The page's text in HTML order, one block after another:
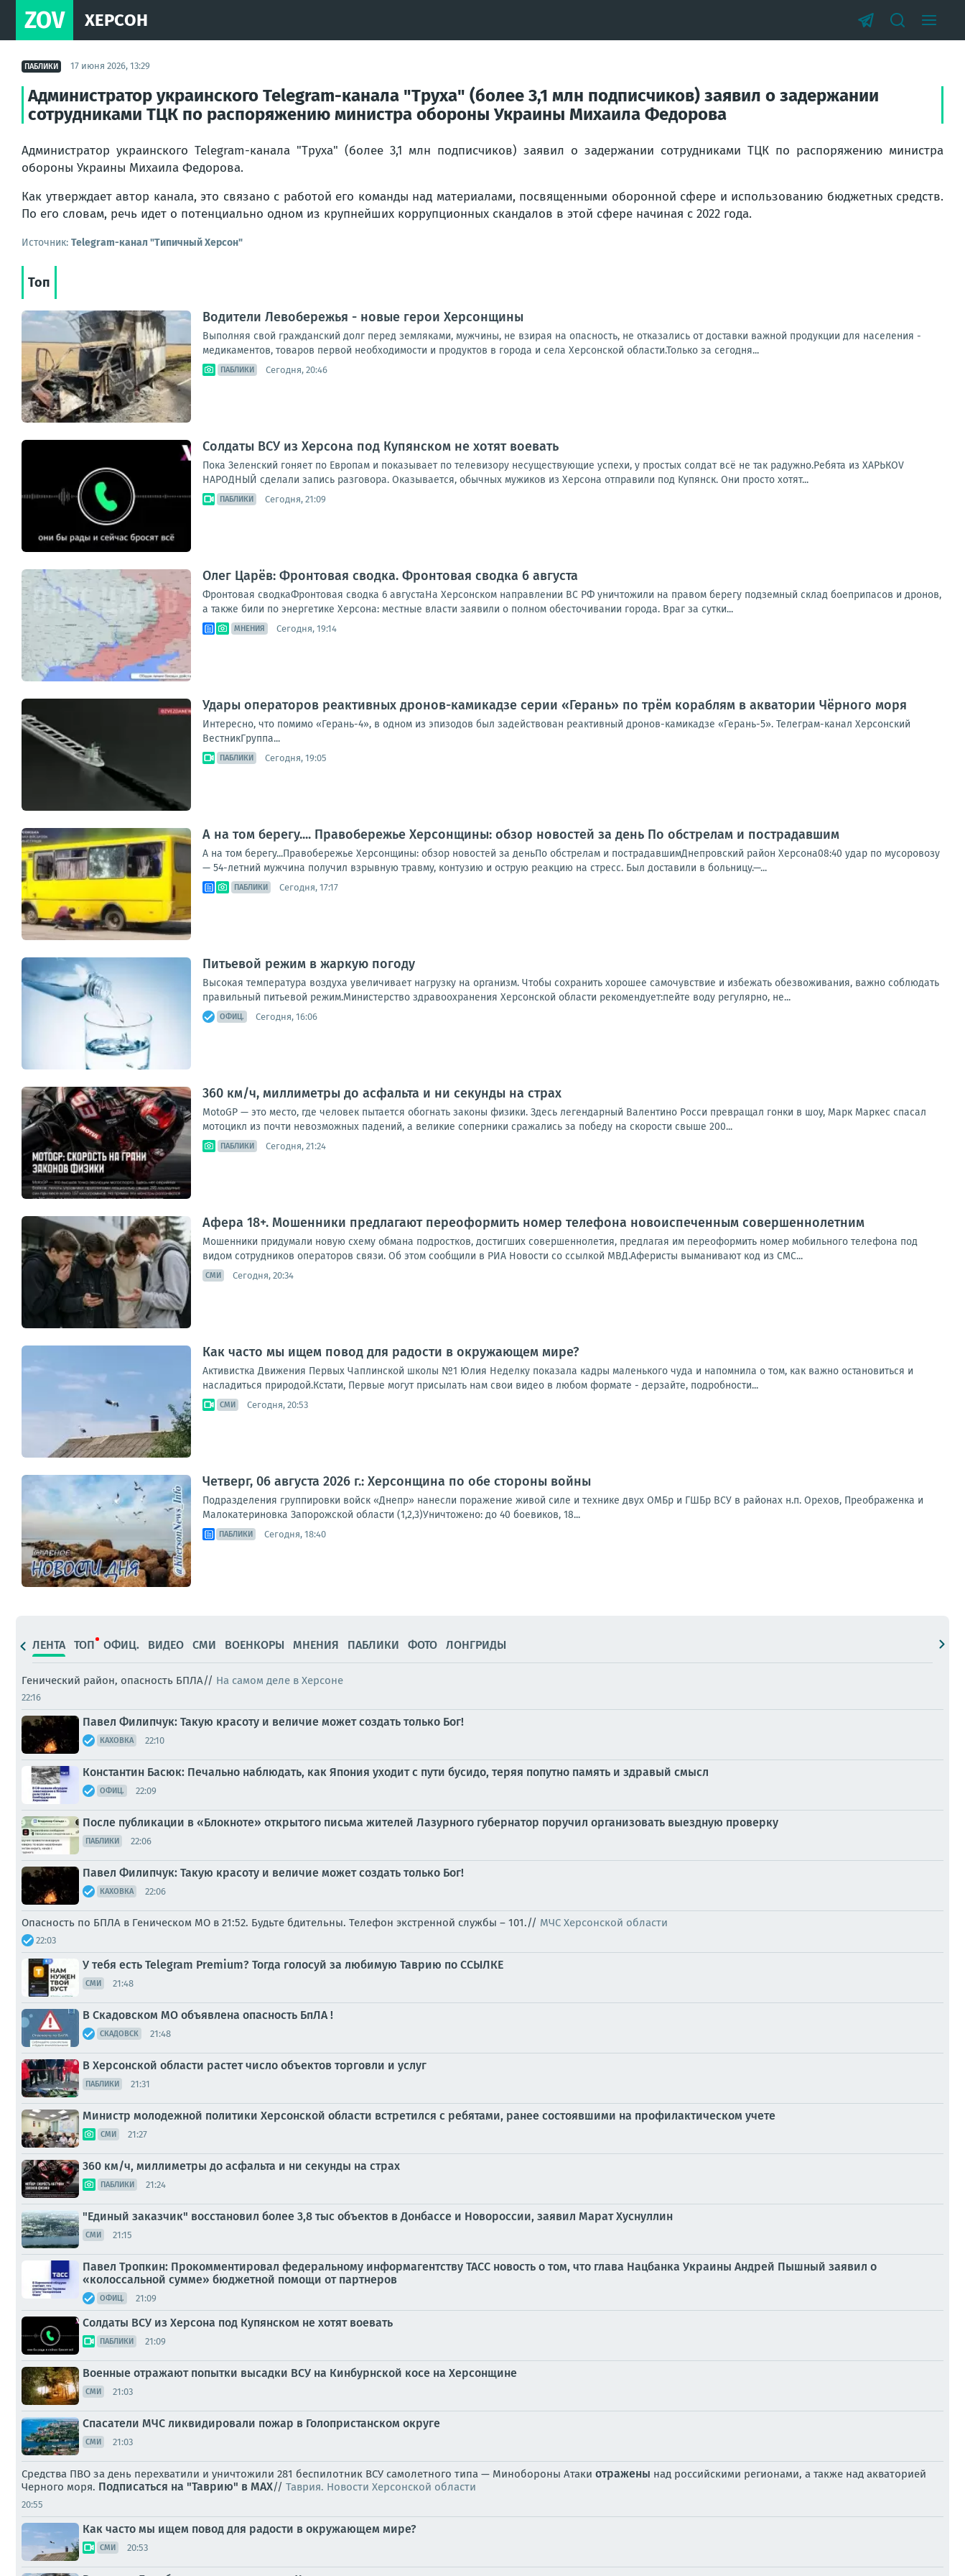
ZOV ХЕРСОН
ПАБЛИКИ 17 июня 2026, 13:29
Администратор украинского Telegram-канала "Труха" (более 3,1 млн подписчиков) заявил о задержании
сотрудниками ТЦК по распоряжению министра обороны Украины Михаила Федорова
Администратор украинского Telegram-канала "Труха" (более 3,1 млн подписчиков) заявил о задержании сотрудниками ТЦК по распоряжению министра
обороны Украины Михаила Федорова.
Как утверждает автор канала, это связано с работой его команды над материалами, посвященными оборонной сфере и использованию бюджетных средств.
По его словам, речь идет о потенциально одном из крупнейших коррупционных скандалов в этой сфере начиная с 2022 года.
Источник: Telegram-канал "Типичный Херсон"
Топ
Водители Левобережья - новые герои Херсонщины
Выполняя свой гражданский долг перед земляками, мужчины, не взирая на опасность, не отказались от доставки важной продукции для населения -
медикаментов, товаров первой необходимости и продуктов в города и села Херсонской области.Только за сегодня...
ПАБЛИКИ Сегодня, 20:46
Солдаты ВСУ из Херсона под Купянском не хотят воевать
Пока Зеленский гоняет по Европам и показывает по телевизору несуществующие успехи, у простых солдат всё не так радужно.Ребята из ХАРЬКОV
НАРОДНЫЙ сделали запись разговора. Оказывается, обычных мужиков из Херсона отправили под Купянск. Они просто хотят...
ПАБЛИКИ Сегодня, 21:09
Олег Царёв: Фронтовая сводка. Фронтовая сводка 6 августа
Фронтовая сводкаФронтовая сводка 6 августаНа Херсонском направлении ВС РФ уничтожили на правом берегу подземный склад боеприпасов и дронов,
а также били по энергетике Херсона: местные власти заявили о полном обесточивании города. Враг за сутки...
МНЕНИЯ Сегодня, 19:14
Удары операторов реактивных дронов-камикадзе серии «Герань» по трём кораблям в акватории Чёрного моря
Интересно, что помимо «Герань-4», в одном из эпизодов был задействован реактивный дронов-камикадзе «Герань-5». Телеграм-канал Херсонский
ВестникГруппа...
ПАБЛИКИ Сегодня, 19:05
А на том берегу.... Правобережье Херсонщины: обзор новостей за день По обстрелам и пострадавшим
А на том берегу...Правобережье Херсонщины: обзор новостей за деньПо обстрелам и пострадавшимДнепровский район Херсона08:40 удар по мусоровозу
— 54-летний мужчина получил взрывную травму, контузию и острую реакцию на стресс. Был доставили в больницу.—...
ПАБЛИКИ Сегодня, 17:17
Питьевой режим в жаркую погоду
Высокая температура воздуха увеличивает нагрузку на организм. Чтобы сохранить хорошее самочувствие и избежать обезвоживания, важно соблюдать
правильный питьевой режим.Министерство здравоохранения Херсонской области рекомендует:пейте воду регулярно, не...
ОФИЦ. Сегодня, 16:06
360 км/ч, миллиметры до асфальта и ни секунды на страх
MotoGP — это место, где человек пытается обогнать законы физики. Здесь легендарный Валентино Росси превращал гонки в шоу, Марк Маркес спасал
мотоцикл из почти невозможных падений, а великие соперники сражались за победу на скорости свыше 200...
ПАБЛИКИ Сегодня, 21:24
Афера 18+. Мошенники предлагают переоформить номер телефона новоиспеченным совершеннолетним
Мошенники придумали новую схему обмана подростков, достигших совершеннолетия, предлагая им переоформить номер мобильного телефона под
видом сотрудников операторов связи. Об этом сообщили в РИА Новости со ссылкой МВД.Аферисты выманивают код из СМС...
СМИ Сегодня, 20:34
Как часто мы ищем повод для радости в окружающем мире?
Активистка Движения Первых Чаплинской школы №1 Юлия Неделку показала кадры маленького чуда и напомнила о том, как важно остановиться и
насладиться природой.Кстати, Первые могут присылать нам свои видео в любом формате - дерзайте, подробности...
СМИ Сегодня, 20:53
Четверг, 06 августа 2026 г.: Херсонщина по обе стороны войны
Подразделения группировки войск «Днепр» нанесли поражение живой силе и технике двух ОМБр и ГШБр ВСУ в районах н.п. Орехов, Преображенка и
Малокатериновка Запорожской области (1,2,3)Уничтожено: до 40 боевиков, 18...
ПАБЛИКИ Сегодня, 18:40
ЛЕНТА ТОП ОФИЦ. ВИДЕО СМИ ВОЕНКОРЫ МНЕНИЯ ПАБЛИКИ ФОТО ЛОНГРИДЫ
Генический район, опасность БПЛА// На самом деле в Херсоне
22:16
Павел Филипчук: Такую красоту и величие может создать только Бог!
КАХОВКА 22:10
Константин Басюк: Печально наблюдать, как Япония уходит с пути бусидо, теряя попутно память и здравый смысл
ОФИЦ. 22:09
После публикации в «Блокноте» открытого письма жителей Лазурного губернатор поручил организовать выездную проверку
ПАБЛИКИ 22:06
Павел Филипчук: Такую красоту и величие может создать только Бог!
КАХОВКА 22:06
Опасность по БПЛА в Геническом МО в 21:52. Будьте бдительны. Телефон экстренной службы – 101.// МЧС Херсонской области
22:03
У тебя есть Telegram Premium? Тогда голосуй за любимую Таврию по ССЫЛКЕ
СМИ 21:48
В Скадовском МО объявлена опасность БпЛА !
СКАДОВСК 21:48
В Херсонской области растет число объектов торговли и услуг
ПАБЛИКИ 21:31
Министр молодежной политики Херсонской области встретился с ребятами, ранее состоявшими на профилактическом учете
СМИ 21:27
360 км/ч, миллиметры до асфальта и ни секунды на страх
ПАБЛИКИ 21:24
"Единый заказчик" восстановил более 3,8 тыс объектов в Донбассе и Новороссии, заявил Марат Хуснуллин
СМИ 21:15
Павел Тропкин: Прокомментировал федеральному информагентству ТАСС новость о том, что глава Нацбанка Украины Андрей Пышный заявил о
«колоссальной сумме» бюджетной помощи от партнеров
ОФИЦ. 21:09
Солдаты ВСУ из Херсона под Купянском не хотят воевать
ПАБЛИКИ 21:09
Военные отражают попытки высадки ВСУ на Кинбурнской косе на Херсонщине
СМИ 21:03
Спасатели МЧС ликвидировали пожар в Голопристанском округе
СМИ 21:03
Средства ПВО за день перехватили и уничтожили 281 беспилотник ВСУ самолетного типа — Минобороны Атаки отражены над российскими регионами, а также над акваторией
Черного моря. Подписаться на "Таврию" в MAX// Таврия. Новости Херсонской области
20:55
Как часто мы ищем повод для радости в окружающем мире?
СМИ 20:53